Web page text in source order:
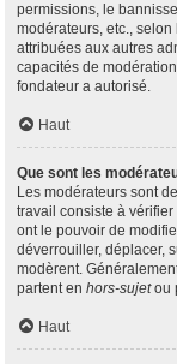
permissions, le
modérateurs, etc.,
attribuées aux autres
capacités de
fondateur a autorisé.
Haut
Que sont les
Les modérateurs sont
travail consiste à
ont le pouvoir de
déverrouiller, déplacer,
modèrent.
partent en hors-sujetou
Haut